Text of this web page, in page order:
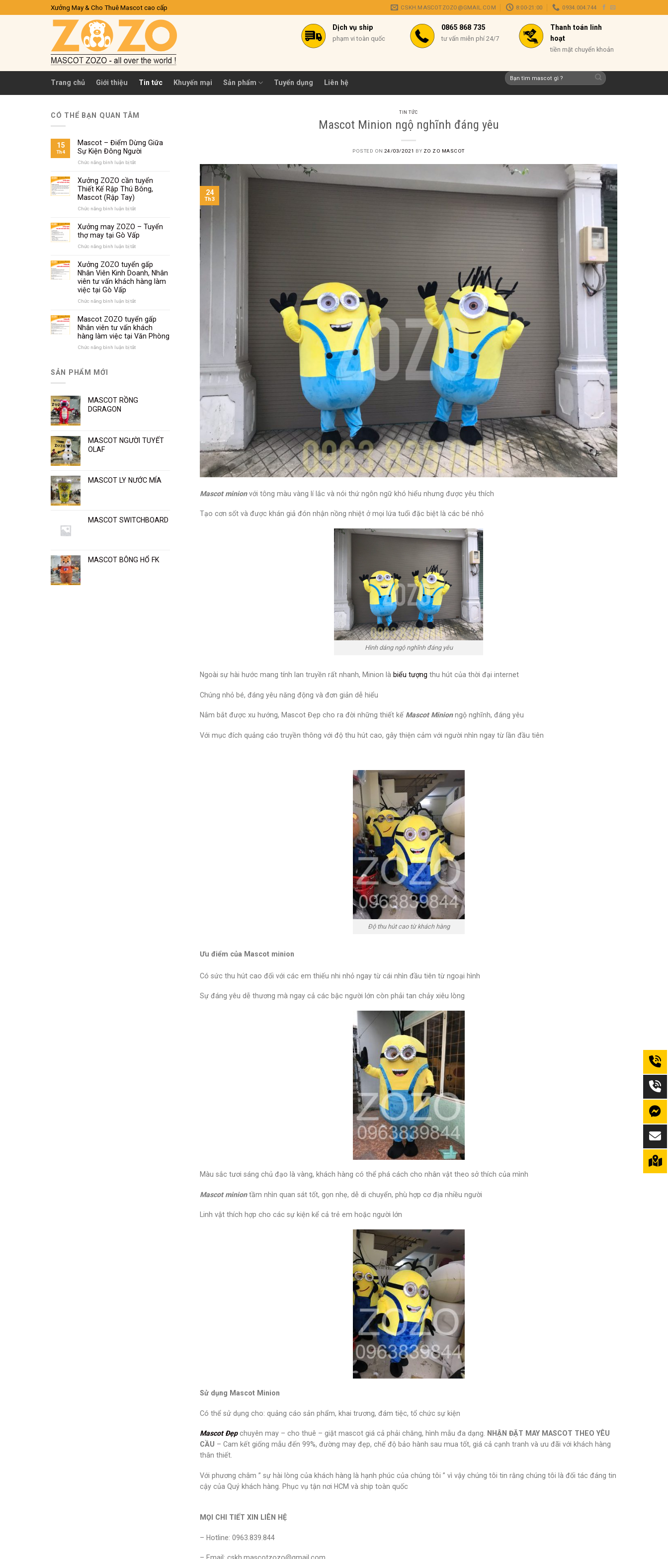
to
Xưởng May & Cho Thuê Mascot cao cấp CSKH.MASCOTZOZO@GMAIL.COM 8:00-21:00 0934.004.744
Dịch vụ ship
phạm vi toàn quốc
0865 868 735
tư vấn miễn phí 24/7
Thanh toán linh
hoạt
tiền mặt chuyển khoản
Trang chủ Giới thiệu Tin tức Khuyến mại Sản phẩm Tuyển dụng Liên hệ
Tìm
kiếm:
CÓ THỂ BẠN QUAN TÂM
15
Th4
Mascot – Điểm Dừng Giữa
Sự Kiện Đông Người
Chức năng bình luận bị tắt
–
Điểm
Dừng
Người
Xưởng ZOZO cần tuyển
Thiết Kế Rập Thú Bông,
Mascot (Rập Tay)
Chức năng bình luận bị tắt
ZOZO
cần
tuyển
Thú
Bông,
Mascot
Xưởng may ZOZO – Tuyển
thợ may tại Gò Vấp
Chức năng bình luận bị tắt
ZOZO
–
Tuyển
Vấp
Xưởng ZOZO tuyển gấp
Nhân Viên Kinh Doanh, Nhân
viên tư vấn khách hàng làm
việc tại Gò Vấp
Chức năng bình luận bị tắt
ZOZO
tuyển
gấp
Nhân
khách
Gò
Vấp
Mascot ZOZO tuyển gấp
Nhân viên tư vấn khách
hàng làm việc tại Văn Phòng
Chức năng bình luận bị tắt
tư
việc
tại
SẢN PHẨM MỚI
MASCOT RỒNG
DGRAGON
MASCOT NGƯỜI TUYẾT
OLAF
MASCOT LY NƯỚC MÍA
MASCOT SWITCHBOARD
MASCOT BÔNG HỔ FK
TIN TỨC
Mascot Minion ngộ nghĩnh đáng yêu
POSTED ON 24/03/2021 BY ZO ZO MASCOT
24
Th3
Mascot minionvới tông màu vàng lí lắc và nói thứ ngôn ngữ khó hiểu nhưng được yêu thích
Tạo cơn sốt và được khán giả đón nhận nồng nhiệt ở mọi lứa tuổi đặc biệt là các bé nhỏ
Hình dáng ngộ nghĩnh đáng yêu
Ngoài sự hài hước mang tính lan truyền rất nhanh, Minion là biểu tượng thu hút của thời đại internet
Chúng nhỏ bé, đáng yêu năng động và đơn giản dễ hiểu
Nắm bắt được xu hướng, Mascot Đẹp cho ra đời những thiết kế Mascot Minion ngộ nghĩnh, đáng yêu
Với mục đích quảng cáo truyền thông với độ thu hút cao, gây thiện cảm với người nhìn ngay từ lần đầu tiên
Độ thu hút cao từ khách hàng
Ưu điểm của Mascot minion
Có sức thu hút cao đối với các em thiếu nhi nhỏ ngay từ cái nhìn đầu tiên từ ngoại hình
Sự đáng yêu dễ thương mà ngay cả các bậc người lớn còn phải tan chảy xiêu lòng
Màu sắc tươi sáng chủ đạo là vàng, khách hàng có thể phá cách cho nhân vật theo sở thích của mình
Mascot miniontầm nhìn quan sát tốt, gọn nhẹ, dễ di chuyển, phù hợp cơ địa nhiều người
Linh vật thích hợp cho các sự kiện kể cả trẻ em hoặc người lớn
Sử dụng Mascot Minion
Có thể sử dụng cho: quảng cáo sản phẩm, khai trương, đám tiệc, tổ chức sự kiện
Mascot Đẹp chuyên may – cho thuê – giặt mascot giá cả phải chăng, hình mẫu đa dạng.
NHẬN ĐẶT MAY MASCOT THEO YÊU
CẦU – Cam kết giống mẫu đến 99%, đường may đẹp, chế độ bảo hành sau mua tốt, giá cả cạnh tranh và ưu đãi với khách hàng
thân thiết.
Với phương châm ” sự hài lòng của khách hàng là hạnh phúc của chúng tôi ” vì vậy chúng tôi tin rằng chúng tôi là đối tác đáng tin
cậy của Quý khách hàng. Phục vụ tận nơi HCM và ship toàn quốc
MỌI CHI TIẾT XIN LIÊN HỆ
– Hotline: 0963.839.844